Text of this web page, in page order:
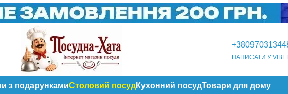
НАПИСАТИ У
з подарункамиСтоловий посудКухонний посудТовари для дому